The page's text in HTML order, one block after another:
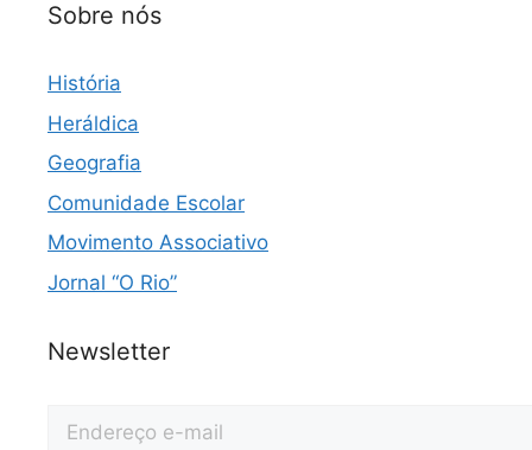
Sobre nós
História
Heráldica
Geografia
Comunidade Escolar
Movimento Associativo
Jornal “O Rio”
Newsletter